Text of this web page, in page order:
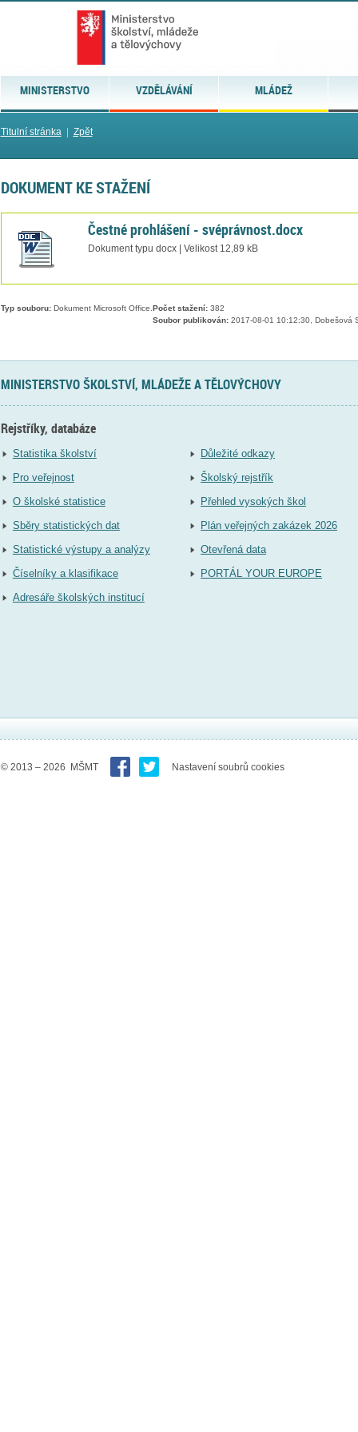
MINISTERSTVO VZDĚLÁVÁNÍ MLÁDEŽ
Titulní stránka| Zpět
DOKUMENT KE STAŽENÍ
Čestné prohlášení - svéprávnost.docx
Dokument typu docx | Velikost 12,89 kB
Typ souboru:Dokument Microsoft Office. Počet stažení:382
Soubor publikován:2017-08-01 10:12:30, Dobešová
MINISTERSTVO ŠKOLSTVÍ, MLÁDEŽE A TĚLOVÝCHOVY
Rejstříky, databáze
Statistika školství
Pro veřejnost
O školské statistice
Sběry statistických dat
Statistické výstupy a analýzy
Číselníky a klasifikace
Adresáře školských institucí
Důležité odkazy
Školský rejstřík
Přehled vysokých škol
Plán veřejných zakázek 2026
Otevřená data
PORTÁL YOUR EUROPE
© 2013 – 2026 MŠMT Nastavení soubrů cookies